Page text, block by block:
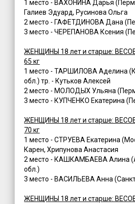
1 место - ВАХОНИНА Дарья
Галиев Эдуард, Русинова Ольга
2 место - ГАФЕТДИНОВА Дана
3 место - ЧЕРЕПАНОВА Ксения
ЖЕНЩИНЫ 18 лет и старше:
65 кг
1 место - ТАРШИЛОВА Аделина
обл.) тр. - Кутьков Алексей
2 место - МОЛОДЫХ Ульяна
3 место - КУПЧЕНКО Екатерина
ЖЕНЩИНЫ 18 лет и старше:
70 кг
1 место - СТРУЕВА Екатерина
Карен, Хрипунова Анастасия
2 место - КАШКАМБАЕВА Алина
обл.)
3 место - ВАСИЛЬЕВА Анна
ЖЕНЩИНЫ 18 лет и старше: